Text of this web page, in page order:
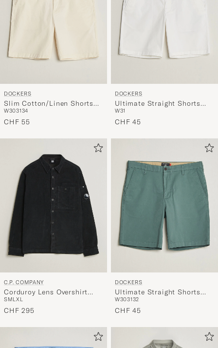
DOCKERS
Slim Cotton/Linen Shorts
Buttercream
W303134
CHF 55
DOCKERS
Ultimate Straight Shorts
Paper White
W31
CHF 45
C.P. COMPANY
Corduroy Lens Overshirt
Black
SMLXL
CHF 295
DOCKERS
Ultimate Straight Shorts
Green
W303132
CHF 45